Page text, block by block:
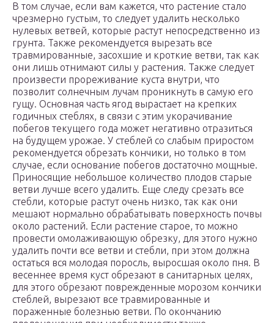
В том случае, если вам кажется, что растение стало
чрезмерно густым, то следует удалить несколько
нулевых ветвей, которые растут непосредственно из
грунта. Также рекомендуется вырезать все
травмированные, засохшие и кроткие ветви, так как
они лишь отнимают силы у растения. Также следует
произвести прореживание куста внутри, что
позволит солнечным лучам проникнуть в самую его
гущу. Основная часть ягод вырастает на крепких
годичных стеблях, в связи с этим укорачивание
побегов текущего года может негативно отразиться
на будущем урожае. У стеблей со слабым приростом
рекомендуется обрезать кончики, но только в том
случае, если основание побегов достаточно мощные.
Приносящие небольшое количество плодов старые
ветви лучше всего удалить. Еще следу срезать все
стебли, которые растут очень низко, так как они
мешают нормально обрабатывать поверхность почвы
около растений. Если растение старое, то можно
провести омолаживающую обрезку, для этого нужно
удалить почти все ветви и стебли, при этом должна
остаться вся молодая поросль, выросшая около пня. В
весеннее время куст обрезают в санитарных целях,
для этого обрезают поврежденные морозом кончики
стеблей, вырезают все травмированные и
пораженные болезнью ветви. По окончанию